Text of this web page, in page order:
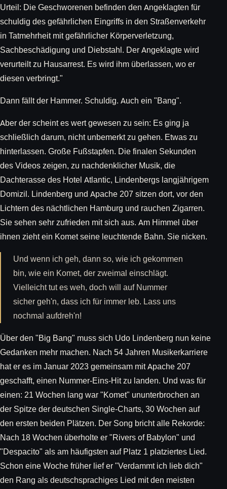
Urteil: Die Geschworenen befinden den Angeklagten für
schuldig des gefährlichen Eingriffs in den Straßenverkehr
in Tatmehrheit mit gefährlicher Körperverletzung,
Sachbeschädigung und Diebstahl. Der Angeklagte wird
verurteilt zu Hausarrest. Es wird ihm überlassen, wo er
diesen verbringt."
Dann fällt der Hammer. Schuldig. Auch ein "Bang".
Aber der scheint es wert gewesen zu sein: Es ging ja
schließlich darum, nicht unbemerkt zu gehen. Etwas zu
hinterlassen. Große Fußstapfen. Die finalen Sekunden
des Videos zeigen, zu nachdenklicher Musik, die
Dachterasse des Hotel Atlantic, Lindenbergs langjährigem
Domizil. Lindenberg und Apache 207 sitzen dort, vor den
Lichtern des nächtlichen Hamburg und rauchen Zigarren.
Sie sehen sehr zufrieden mit sich aus. Am Himmel über
ihnen zieht ein Komet seine leuchtende Bahn. Sie nicken.
Und wenn ich geh, dann so, wie ich gekommen
bin, wie ein Komet, der zweimal einschlägt.
Vielleicht tut es weh, doch will auf Nummer
sicher geh'n, dass ich für immer leb. Lass uns
nochmal aufdreh'n!
Über den "Big Bang" muss sich Udo Lindenberg nun keine
Gedanken mehr machen. Nach 54 Jahren Musikerkarriere
hat er es im Januar 2023 gemeinsam mit Apache 207
geschafft, einen Nummer-Eins-Hit zu landen. Und was für
einen: 21 Wochen lang war "Komet" ununterbrochen an
der Spitze der deutschen Single-Charts, 30 Wochen auf
den ersten beiden Plätzen. Der Song bricht alle Rekorde:
Nach 18 Wochen überholte er "Rivers of Babylon" und
"Despacito" als am häufigsten auf Platz 1 platziertes Lied.
Schon eine Woche früher lief er "Verdammt ich lieb dich"
den Rang als deutschsprachiges Lied mit den meisten